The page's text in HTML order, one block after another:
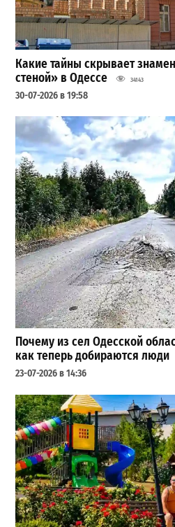
Какие тайны скрывает
стеной» в Одессе
34143
30-07-2026 в 19:58
Почему из сел Одесской
как теперь добираются люди
23-07-2026 в 14:36